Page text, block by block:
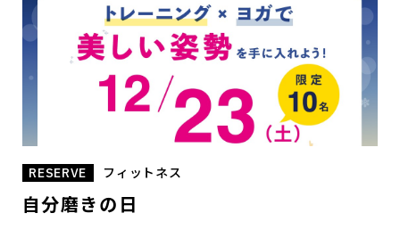
RESERVE フィットネス
自分磨きの日